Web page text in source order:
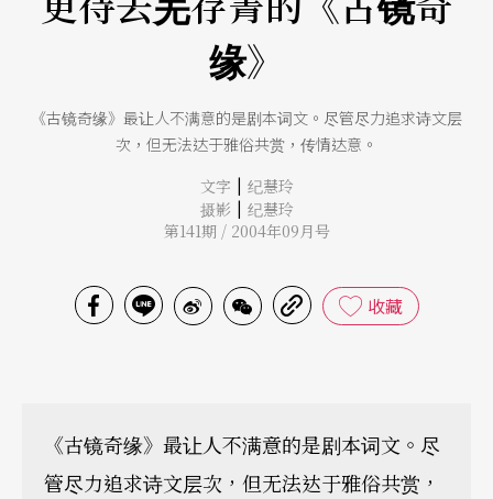
缘》
《古镜奇缘》最让人不满意的是剧本词文。尽管尽力追求诗文层
次，但无法达于雅俗共赏，传情达意。
文字 | 纪慧玲
摄影 | 纪慧玲
第141期 / 2004年09月号
收藏
《古镜奇缘》最让人不满意的是剧本词文。尽
管尽力追求诗文层次，但无法达于雅俗共赏，